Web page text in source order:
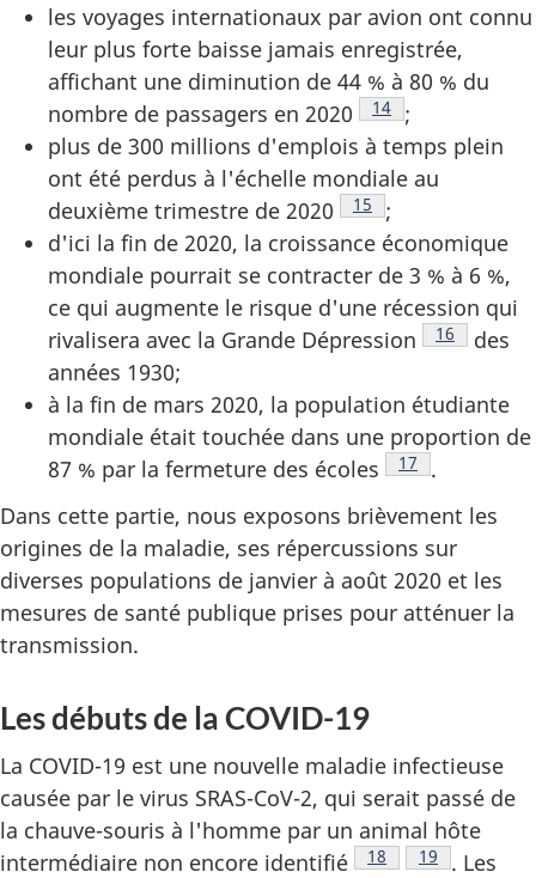
les voyages internationaux par avion ont connu
leur plus forte baisse jamais enregistrée,
affichant une diminution de 44 % à 80 % du
nombre de passagers en 2020
Note de bas de
14
;
plus de 300 millions d'emplois à temps plein
ont été perdus à l'échelle mondiale au
deuxième trimestre de 2020
Note de bas de page
15
;
d'ici la fin de 2020, la croissance économique
mondiale pourrait se contracter de 3 % à 6 %,
ce qui augmente le risque d'une récession qui
rivalisera avec la Grande Dépression
Note de
16
des
années 1930;
à la fin de mars 2020, la population étudiante
mondiale était touchée dans une proportion de
87 % par la fermeture des écoles
Note de bas de
17
.
Dans cette partie, nous exposons brièvement les
origines de la maladie, ses répercussions sur
diverses populations de janvier à août 2020 et les
mesures de santé publique prises pour atténuer la
transmission.
Les débuts de la COVID-19
La COVID-19 est une nouvelle maladie infectieuse
causée par le virus SRAS-CoV-2, qui serait passé de
la chauve-souris à l'homme par un animal hôte
intermédiaire non encore identifié
Note de bas de page
18 Note de bas
19
. Les